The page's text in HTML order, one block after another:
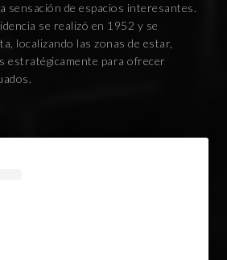
sensación de espacios interesantes.
se realizó en 1952 y se
localizando las zonas de estar,
estratégicamente para ofrecer